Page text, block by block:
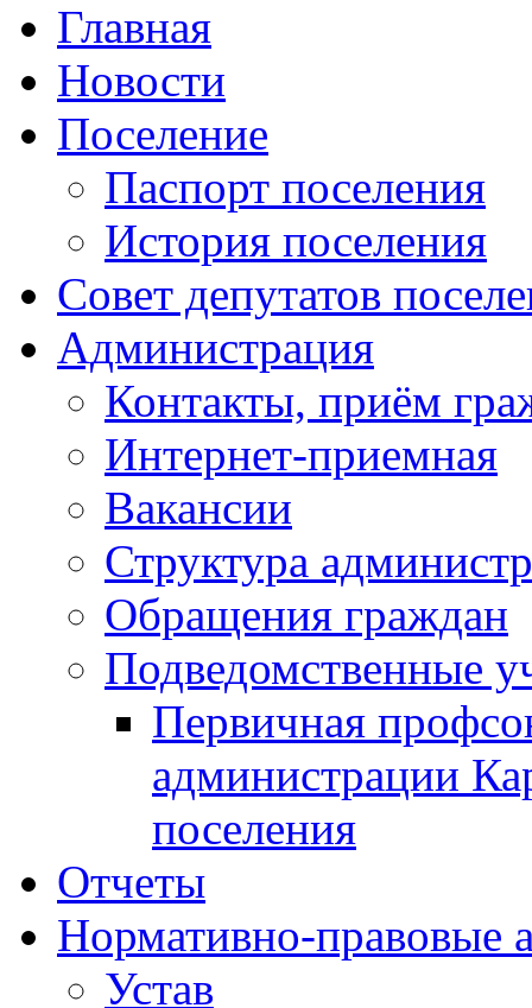
Главная
Новости
Поселение
Паспорт поселения
История поселения
Совет депутатов
Администрация
Контакты, приём
Интернет-приемная
Вакансии
Структура
Обращения граждан
Подведомственные
Первичная
администрации
поселения
Отчеты
Нормативно-правовые
Устав